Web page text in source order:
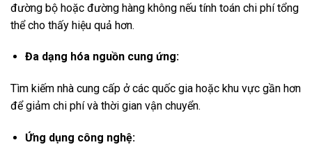
đường bộ hoặc đường hàng không nếu tính toán chi phí tổng
thể cho thấy hiệu quả hơn.
Đa dạng hóa nguồn cung ứng:
Tìm kiếm nhà cung cấp ở các quốc gia hoặc khu vực gần hơn
để giảm chi phí và thời gian vận chuyển.
Ứng dụng công nghệ: